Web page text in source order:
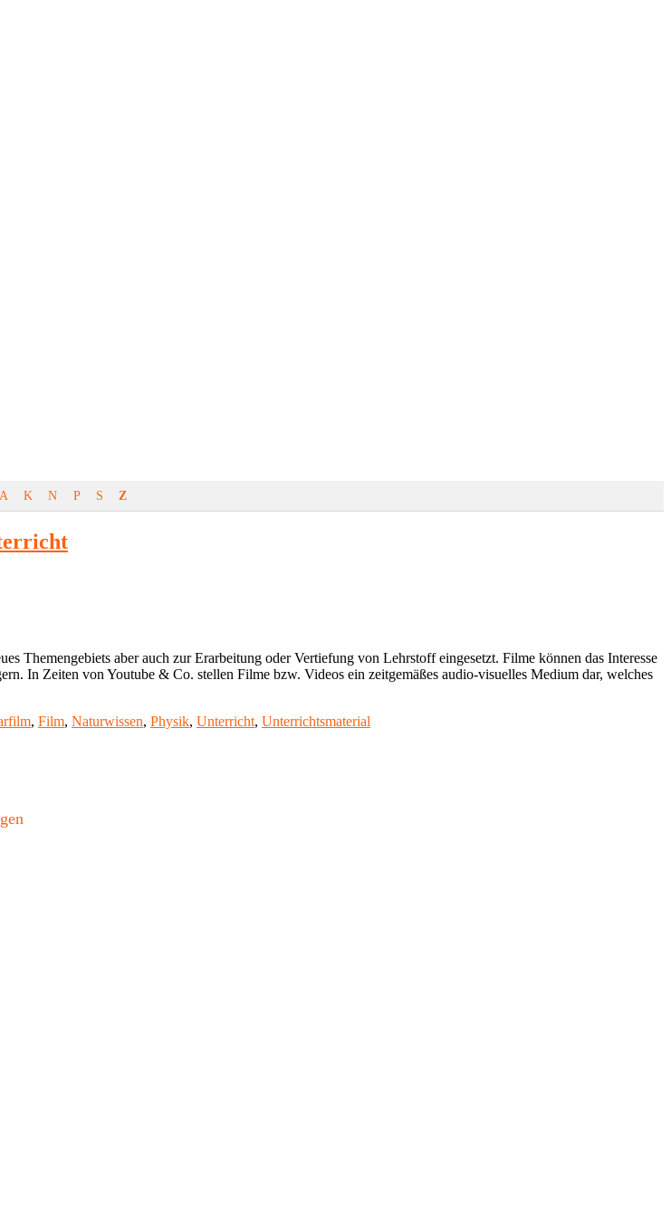
A K N P S Z
Themengebiets aber auch zur Erarbeitung oder Vertiefung von Lehrstoff eingesetzt. Filme können das Interesse
In Zeiten von Youtube & Co. stellen Filme bzw. Videos ein zeitgemäßes audio-visuelles Medium dar, welches
, Film, Naturwissen, Physik, Unterricht, Unterrichtsmaterial